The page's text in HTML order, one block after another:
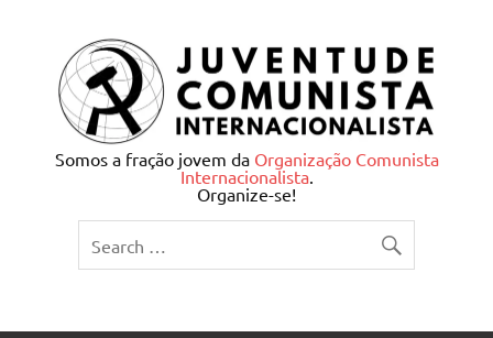
Juventude Comunista
Internacionalista
Somos a fração jovem da Organização Comunista
Internacionalista.
Organize-se!